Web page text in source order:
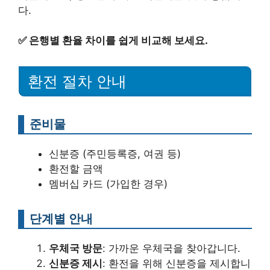
다.
✅ 은행별 환율 차이를 쉽게 비교해 보세요.
환전 절차 안내
준비물
신분증 (주민등록증, 여권 등)
환전할 금액
멤버십 카드 (가입한 경우)
단계별 안내
우체국 방문: 가까운 우체국을 찾아갑니다.
신분증 제시: 환전을 위해 신분증을 제시합니